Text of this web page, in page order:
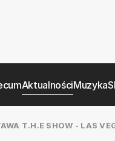
AktualnościMuzyka
T.H.E SHOW - LAS